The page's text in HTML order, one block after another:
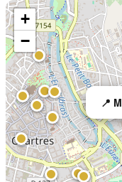
📍
+
−